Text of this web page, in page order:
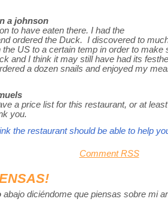
a johnson
to have eaten there. I had the
ordered the Duck. I discovered to
US to a certain temp in order to
and I think it may still have had its
a dozen snails and enjoyed my
a price list for this restaurant, or at
you.
the restaurant should be able to help
Comment RSS
abajo diciéndome que piensas sobre mi